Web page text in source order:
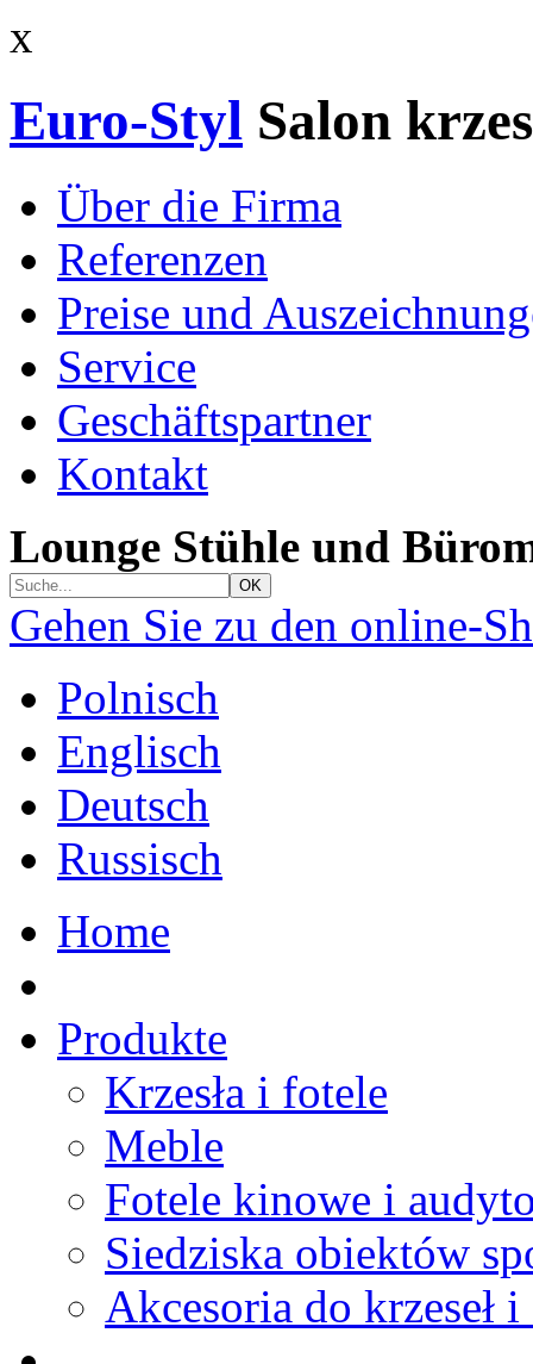
x
Euro-Styl Salon
Über die Firma
Referenzen
Preise und
Service
Geschäftspartner
Kontakt
Lounge Stühle und
Gehen Sie zu den online-
Polnisch
Englisch
Deutsch
Russisch
Home
Produkte
Krzesła i fotele
Meble
Fotele kinowe i
Siedziska obiektów
Akcesoria do krzeseł